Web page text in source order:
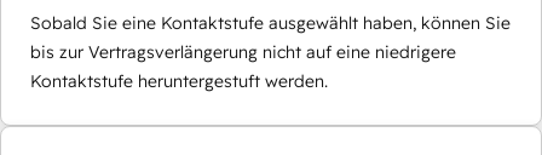
Sobald Sie eine Kontaktstufe ausgewählt haben, können Sie
bis zur Vertragsverlängerung nicht auf eine niedrigere
Kontaktstufe heruntergestuft werden.